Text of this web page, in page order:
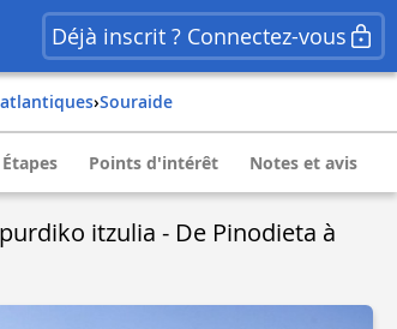
Déjà inscrit ? Connectez-vous
atlantiques› souraide
Étapes Points d'intérêt Notes et avis
itzulia - De Pinodieta à